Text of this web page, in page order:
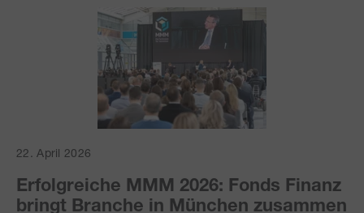
22. April 2026
Erfolgreiche MMM 2026: Fonds Finanz
bringt Branche in München zusammen